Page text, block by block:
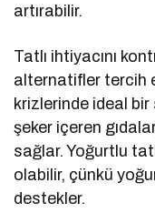
artırabilir.
Tatlı ihtiyacını
alternatifler tercih
krizlerinde ideal
şeker içeren
sağlar. Yoğurtlu
olabilir, çünkü
destekler.